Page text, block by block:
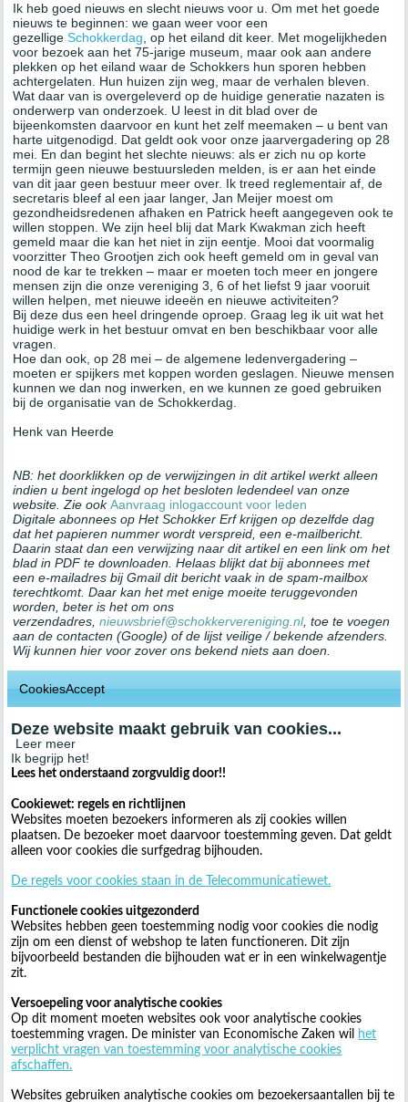
Ik heb goed nieuws en slecht nieuws voor u. Om met het goede
nieuws te beginnen: we gaan weer voor een
gezelligeSchokkerdag , op het eiland dit keer. Met mogelijkheden
voor bezoek aan het 75-jarige museum, maar ook aan andere
plekken op het eiland waar de Schokkers hun sporen hebben
achtergelaten. Hun huizen zijn weg, maar de verhalen bleven.
Wat daar van is overgeleverd op de huidige generatie nazaten is
onderwerp van onderzoek. U leest in dit blad over de
bijeenkomsten daarvoor en kunt het zelf meemaken – u bent van
harte uitgenodigd. Dat geldt ook voor onze jaarvergadering op 28
mei. En dan begint het slechte nieuws: als er zich nu op korte
termijn geen nieuwe bestuursleden melden, is er aan het einde
van dit jaar geen bestuur meer over. Ik treed reglementair af, de
secretaris bleef al een jaar langer, Jan Meijer moest om
gezondheidsredenen afhaken en Patrick heeft aangegeven ook te
willen stoppen. We zijn heel blij dat Mark Kwakman zich heeft
gemeld maar die kan het niet in zijn eentje. Mooi dat voormalig
voorzitter Theo Grootjen zich ook heeft gemeld om in geval van
nood de kar te trekken – maar er moeten toch meer en jongere
mensen zijn die onze vereniging 3, 6 of het liefst 9 jaar vooruit
willen helpen, met nieuwe ideeën en nieuwe activiteiten?
Bij deze dus een heel dringende oproep. Graag leg ik uit wat het
huidige werk in het bestuur omvat en ben beschikbaar voor alle
vragen.
Hoe dan ook, op 28 mei – de algemene ledenvergadering –
moeten er spijkers met koppen worden geslagen. Nieuwe mensen
kunnen we dan nog inwerken, en we kunnen ze goed gebruiken
bij de organisatie van de Schokkerdag.
Henk van Heerde
NB: het doorklikken op de verwijzingen in dit artikel werkt alleen
indien u bent ingelogd op het besloten ledendeel van onze
website. Zie ookAanvraag inlogaccount voor leden
Digitale abonnees op Het Schokker Erf krijgen op dezelfde dag
dat het papieren nummer wordt verspreid, een e-mailbericht.
Daarin staat dan een verwijzing naar dit artikel en een link om het
blad in PDF te downloaden. Helaas blijkt dat bij abonnees met
een e-mailadres bij Gmail dit bericht vaak in de spam-mailbox
terechtkomt. Daar kan het met enige moeite teruggevonden
worden, beter is het om ons
verzendadres,nieuwsbrief@schokkervereniging.nl, toe te voegen
aan de contacten (Google) of de lijst veilige / bekende afzenders.
Wij kunnen hier voor zover ons bekend niets aan doen.
CookiesAccept
Deze website maakt gebruik van cookies...
Leer meer
Ik begrijp het!
Lees het onderstaand zorgvuldig door!!
Cookiewet: regels en richtlijnen
Websites moeten bezoekers informeren als zij cookies willen
plaatsen. De bezoeker moet daarvoor toestemming geven. Dat geldt
alleen voor cookies die surfgedrag bijhouden.
De regels voor cookies staan in de Telecommunicatiewet.
Functionele cookies uitgezonderd
Websites hebben geen toestemming nodig voor cookies die nodig
zijn om een dienst of webshop te laten functioneren. Dit zijn
bijvoorbeeld bestanden die bijhouden wat er in een winkelwagentje
zit.
Versoepeling voor analytische cookies
Op dit moment moeten websites ook voor analytische cookies
toestemming vragen. De minister van Economische Zaken wil
het
verplicht vragen van toestemming voor analytische cookies
afschaffen.
Websites gebruiken analytische cookies om bezoekersaantallen bij te